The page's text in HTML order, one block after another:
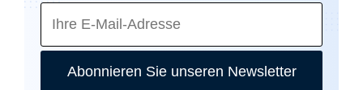
Abonnieren Sie unseren Newsletter